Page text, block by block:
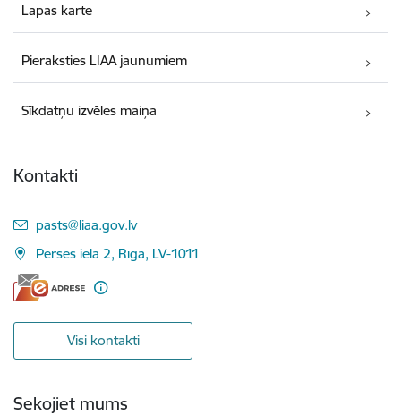
Lapas karte
Pieraksties LIAA jaunumiem
Sīkdatņu izvēles maiņa
Kontakti
E-pasts:
pasts@liaa.gov.lv
Pērses iela 2, Rīga, LV-1011
Visi kontakti
Sekojiet mums